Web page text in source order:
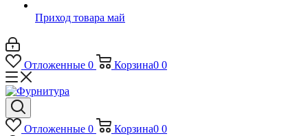
Приход товара май
Отложенные 0 Корзина0 0
Отложенные 0 Корзина0 0